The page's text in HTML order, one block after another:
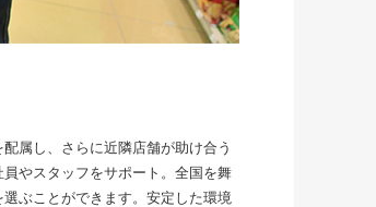
属し、さらに近隣店舗が助け合う
やスタッフをサポート。全国を舞
ぶことができます。安定した環境